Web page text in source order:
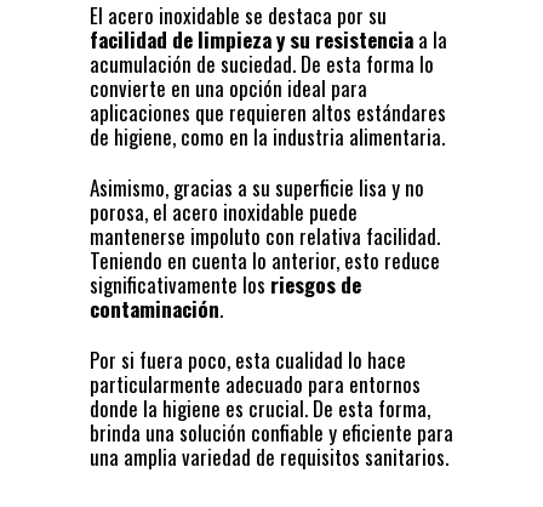
El acero inoxidable se destaca por su
facilidad de limpieza y su resistencia a la
acumulación de suciedad. De esta forma lo
convierte en una opción ideal para
aplicaciones que requieren altos estándares
de higiene, como en la industria alimentaria.
Asimismo, gracias a su superficie lisa y no
porosa, el acero inoxidable puede
mantenerse impoluto con relativa facilidad.
Teniendo en cuenta lo anterior, esto reduce
significativamente los riesgos de
contaminación.
Por si fuera poco, esta cualidad lo hace
particularmente adecuado para entornos
donde la higiene es crucial. De esta forma,
brinda una solución confiable y eficiente para
una amplia variedad de requisitos sanitarios.